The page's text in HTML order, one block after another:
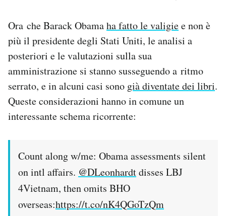
Notifiche mobile
Regala il Post
Hai bisogno di aiuto?
Esci
Ora che Barack Obamaha fatto le valigiee non è
più il presidente degli Stati Uniti, le analisi a
posteriori e le valutazioni sulla sua
amministrazione si stanno susseguendo a ritmo
serrato, e in alcuni casi sono già diventate dei libri.
Queste considerazioni hanno in comune un
interessante schema ricorrente:
Count along w/me: Obama assessments silent
on intl affairs. @DLeonhardtdisses LBJ
4Vietnam, then omits BHO
overseas:https://t.co/nK4QGoTzQm